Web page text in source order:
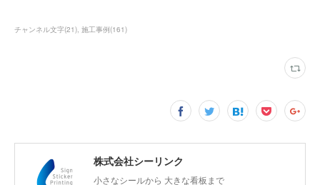
チャンネル文字(21) 施工事例(161)
株式会社シーリンク
小さなシールから 大きな看板まで